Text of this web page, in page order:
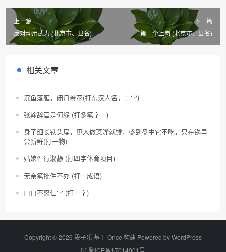
上一篇
反对动用武力 (北京市、县名)
下一篇
第一个上岗 (北京市、县名)
相关文章
沉鱼落雁，闭月羞花(打东汉人名，二字)
张翰辞官是何缘 (打多笔字一)
身子细长铁头扁，见人做菜嘴就馋，盛到盘中它不吃，只在锅里
尝新鲜(打一物)
姑娘性行淑静 (打四字体育项目)
无亲笔批件不办 (打一成语)
口口不离仁字 (打一字)
Copyright © 2026 段子乐 基于 Once 构建 Powered byWordPress
鄂ICP备17014901号